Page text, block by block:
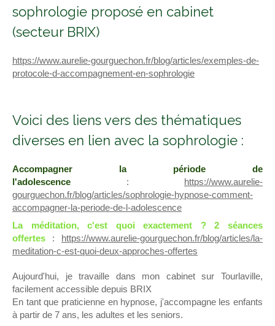
sophrologie proposé en cabinet
(secteur BRIX)
https://www.aurelie-gourguechon.fr/blog/articles/exemples-de-
protocole-d-accompagnement-en-sophrologie
Voici des liens vers des thématiques
diverses en lien avec la sophrologie :
Accompagner la période de
l'adolescence : https://www.aurelie-
gourguechon.fr/blog/articles/sophrologie-hypnose-comment-
accompagner-la-periode-de-l-adolescence
La méditation, c'est quoi exactement ? 2 séances
offertes
: https://www.aurelie-gourguechon.fr/blog/articles/la-
meditation-c-est-quoi-deux-approches-offertes
Aujourd'hui, je travaille dans mon cabinet sur Tourlaville,
facilement accessible depuis BRIX
En tant que praticienne en hypnose, j'accompagne les enfants
à partir de 7 ans, les adultes et les seniors.